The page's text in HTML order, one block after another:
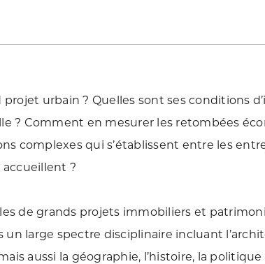
projet urbain ? Quelles sont ses conditions
? Comment en mesurer les retombées
complexes qui s’établissent entre les
?
de grands projets immobiliers et
un large spectre disciplinaire incluant
aussi la géographie, l’histoire, la